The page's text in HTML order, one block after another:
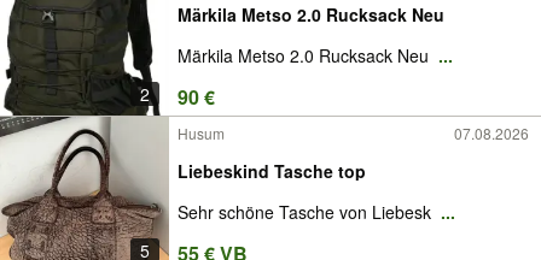
2
Märkila Metso 2.0 Rucksack Neu
Märkila Metso 2.0 Rucksack Neu ...
90 €
5
Husum 07.08.2026
Liebeskind Tasche top
Sehr schöne Tasche von Liebesk ...
55 € VB